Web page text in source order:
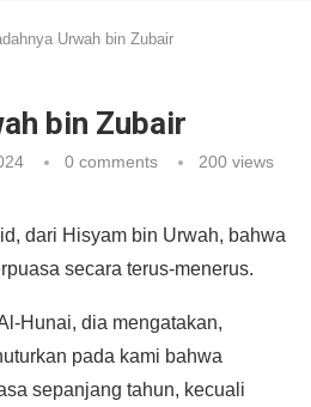
Urwah bin Zubair
bin Zubair
0 comments 200 views
dari Hisyam bin Urwah, bahwa
secara terus-menerus.
Hunai, dia mengatakan,
pada kami bahwa
sepanjang tahun, kecuali